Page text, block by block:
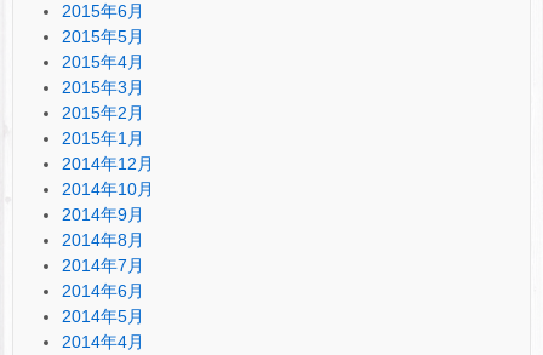
2015年6月
2015年5月
2015年4月
2015年3月
2015年2月
2015年1月
2014年12月
2014年10月
2014年9月
2014年8月
2014年7月
2014年6月
2014年5月
2014年4月